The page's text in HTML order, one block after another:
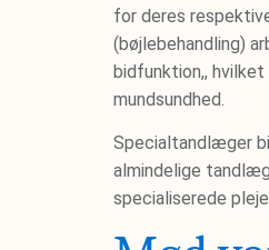
for deres
(bøjlebehandling)
bidfunktion,,
mundsundhed.
Specialtandlæger
almindelige
specialiserede